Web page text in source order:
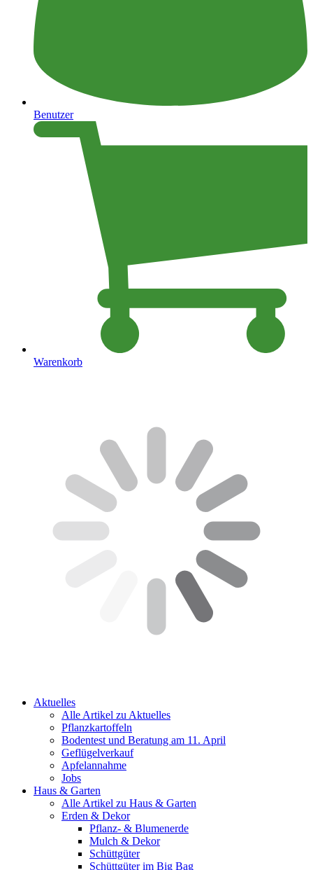
Benutzer
Warenkorb
Aktuelles
Alle Artikel zu Aktuelles
Pflanzkartoffeln
Bodentest und Beratung am 11. April
Geflügelverkauf
Apfelannahme
Jobs
Haus & Garten
Alle Artikel zu Haus & Garten
Erden & Dekor
Pflanz- & Blumenerde
Mulch & Dekor
Schüttgüter
Schüttgüter im Big Bag